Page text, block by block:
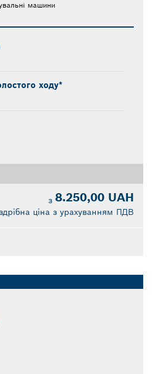
машини
ходу*
з 8.250,00 UAH
ціна з урахуванням ПДВ